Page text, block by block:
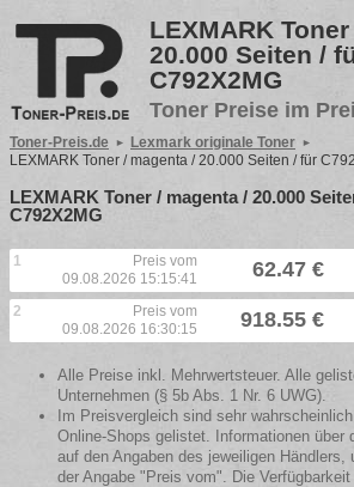
LEXMARK
20.000 Seiten /
C792X2MG
Toner Preise im
Toner-Preis.de
Lexmark originale Toner
LEXMARK Toner / magenta / 20.000 Seiten / für
LEXMARK Toner / magenta / 20.000
C792X2MG
1
Preis vom
09.08.2026 15:15:41
62.47 €
2
Preis vom
09.08.2026 16:30:15
918.55 €
Alle Preise inkl. Mehrwertsteuer. Alle
Unternehmen (§ 5b Abs. 1 Nr. 6 UWG).
Im Preisvergleich sind sehr
Online-Shops gelistet. Informationen über
auf den Angaben des jeweiligen
der Angabe "Preis vom". Die